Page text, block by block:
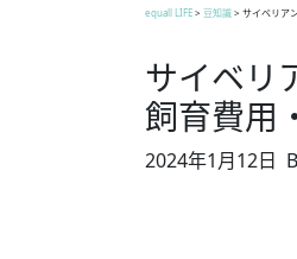
equall LIFE> 豆知識> サイベリア
サイベリ
飼育費用
2024年1月12日